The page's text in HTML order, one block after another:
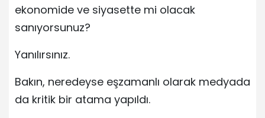
ekonomide ve siyasette mi olacak
sanıyorsunuz?
Yanılırsınız.
Bakın, neredeyse eşzamanlı olarak medyada
da kritik bir atama yapıldı.